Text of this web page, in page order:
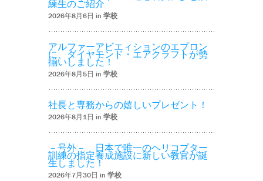
練生のご紹介
2026年8月6日 in 学校
アルファーアビエィションのエプロン
に、ダイヤモンド・エアクラフトが勢
揃いしました！
2026年8月5日 in 学校
社長と専務からの嬉しいプレゼント！
2026年8月1日 in 学校
－号外－ 日本で唯一のヘリコプター
訓練の指定養成施設に新しい教官が誕
生しました！
2026年7月30日 in 学校